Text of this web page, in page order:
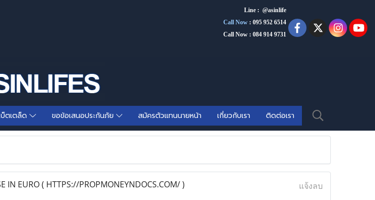
Line : @asinlife
Call Now : 095 952 6514
Call Now : 084 914 9731
บ็ตเตล็ด ขอข้อเสนอประกันภัย สมัครตัวแทนนายหน้า เกี่ยวกับเรา ติดต่อเรา
IN EURO ( HTTPS://PROPMONEYNDOCS.COM/ )
แจ้งลบ